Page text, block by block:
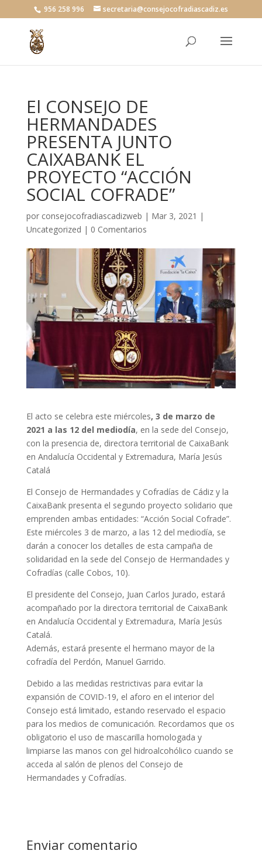
956 258 996 secretaria@consejocofradiascadiz.es
El CONSEJO DE
HERMANDADES
PRESENTA JUNTO
CAIXABANK EL
PROYECTO “ACCIÓN
SOCIAL COFRADE”
por consejocofradiascadizweb | Mar 3, 2021 |
Uncategorized | 0 Comentarios
El acto se celebra este miércoles, 3 de marzo de
2021 a las 12 del mediodía, en la sede del Consejo,
con la presencia de, directora territorial de CaixaBank
en Andalucía Occidental y Extremadura, María Jesús
Catalá
El Consejo de Hermandades y Cofradías de Cádiz y la
CaixaBank presenta el segundo proyecto solidario que
emprenden ambas entidades: “Acción Social Cofrade”.
Este miércoles 3 de marzo, a las 12 del mediodía, se
darán a conocer los detalles de esta campaña de
solidaridad en la sede del Consejo de Hermandades y
Cofradías (calle Cobos, 10).
El presidente del Consejo, Juan Carlos Jurado, estará
acompañado por la directora territorial de CaixaBank
en Andalucía Occidental y Extremadura, María Jesús
Catalá.
Además, estará presente el hermano mayor de la
cofradía del Perdón, Manuel Garrido.
Debido a las medidas restrictivas para evitar la
expansión de COVID-19, el aforo en el interior del
Consejo está limitado, estando reservado el espacio
para los medios de comunicación. Recordamos que os
obligatorio el uso de mascarilla homologada y
limpiarse las manos con gel hidroalcohólico cuando se
acceda al salón de plenos del Consejo de
Hermandades y Cofradías.
Enviar comentario